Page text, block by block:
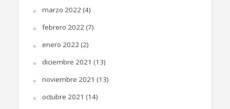
marzo 2022(4)
febrero 2022(7)
enero 2022(2)
diciembre 2021 (13)
noviembre 2021 (13)
octubre 2021 (14)